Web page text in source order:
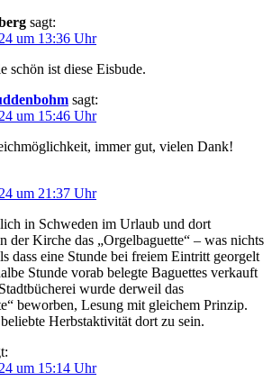
sagt:
um 13:36 Uhr
schön ist diese Eisbude.
sagt:
um 15:46 Uhr
immer gut, vielen Dank!
um 21:37 Uhr
in Schweden im Urlaub und dort
der Kirche das „Orgelbaguette“ – was nichts
dass eine Stunde bei freiem Eintritt georgelt
Stunde vorab belegte Baguettes verkauft
wurde derweil das
beworben, Lesung mit gleichem Prinzip.
Herbstaktivität dort zu sein.
um 15:14 Uhr